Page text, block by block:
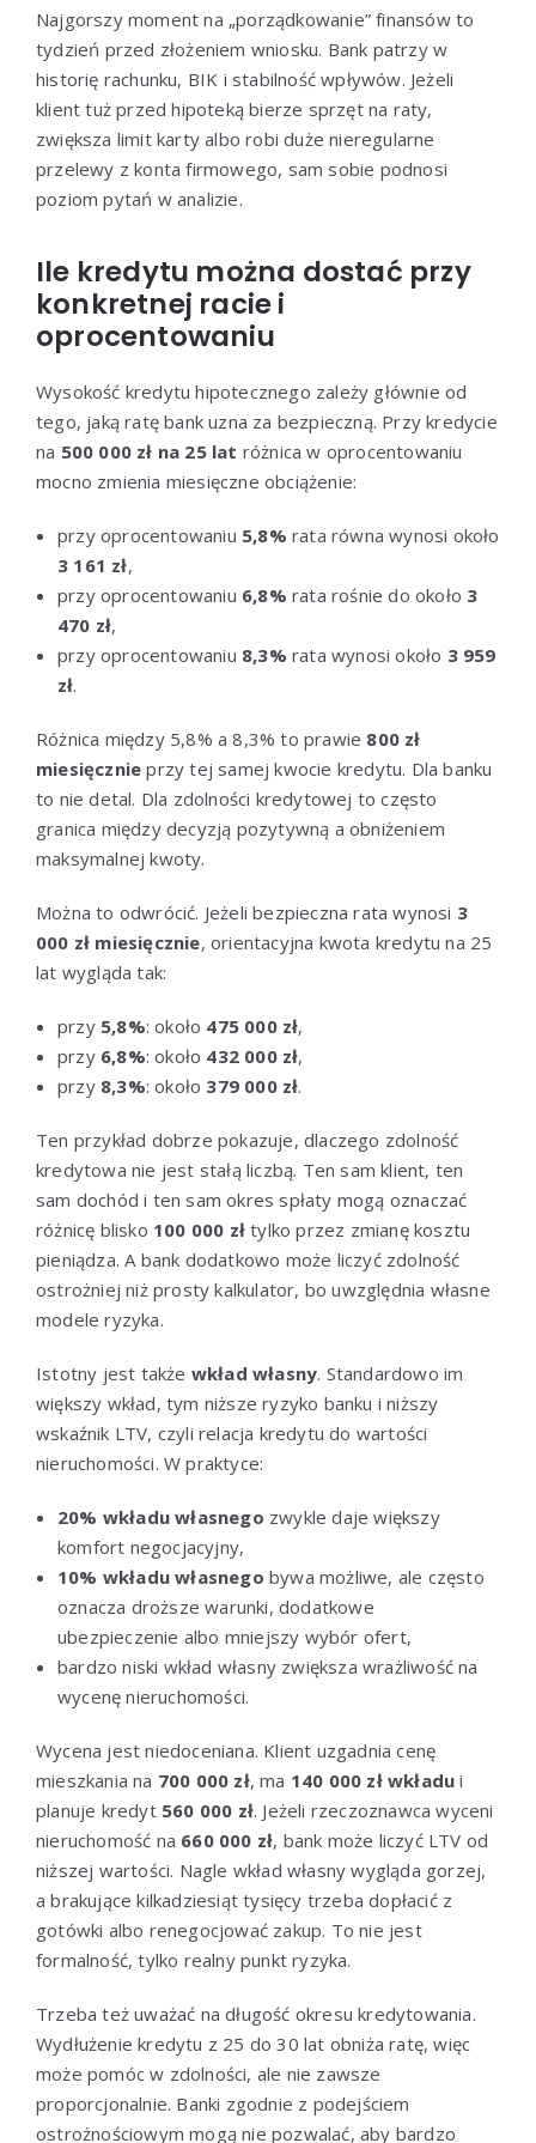
Najgorszy moment na „porządkowanie” finansów to
tydzień przed złożeniem wniosku. Bank patrzy w
historię rachunku, BIK i stabilność wpływów. Jeżeli
klient tuż przed hipoteką bierze sprzęt na raty,
zwiększa limit karty albo robi duże nieregularne
przelewy z konta firmowego, sam sobie podnosi
poziom pytań w analizie.
Ile kredytu można dostać przy
konkretnej racie i
oprocentowaniu
Wysokość kredytu hipotecznego zależy głównie od
tego, jaką ratę bank uzna za bezpieczną. Przy kredycie
na 500 000 zł na 25 lat różnica w oprocentowaniu
mocno zmienia miesięczne obciążenie:
przy oprocentowaniu 5,8% rata równa wynosi około
3 161 zł,
przy oprocentowaniu 6,8% rata rośnie do około 3
470 zł,
przy oprocentowaniu 8,3% rata wynosi około 3 959
zł.
Różnica między 5,8% a 8,3% to prawie 800 zł
miesięcznie przy tej samej kwocie kredytu. Dla banku
to nie detal. Dla zdolności kredytowej to często
granica między decyzją pozytywną a obniżeniem
maksymalnej kwoty.
Można to odwrócić. Jeżeli bezpieczna rata wynosi 3
000 zł miesięcznie, orientacyjna kwota kredytu na 25
lat wygląda tak:
przy 5,8%: około 475 000 zł,
przy 6,8%: około 432 000 zł,
przy 8,3%: około 379 000 zł.
Ten przykład dobrze pokazuje, dlaczego zdolność
kredytowa nie jest stałą liczbą. Ten sam klient, ten
sam dochód i ten sam okres spłaty mogą oznaczać
różnicę blisko 100 000 zł tylko przez zmianę kosztu
pieniądza. A bank dodatkowo może liczyć zdolność
ostrożniej niż prosty kalkulator, bo uwzględnia własne
modele ryzyka.
Istotny jest także wkład własny. Standardowo im
większy wkład, tym niższe ryzyko banku i niższy
wskaźnik LTV, czyli relacja kredytu do wartości
nieruchomości. W praktyce:
20% wkładu własnego zwykle daje większy
komfort negocjacyjny,
10% wkładu własnego bywa możliwe, ale często
oznacza droższe warunki, dodatkowe
ubezpieczenie albo mniejszy wybór ofert,
bardzo niski wkład własny zwiększa wrażliwość na
wycenę nieruchomości.
Wycena jest niedoceniana. Klient uzgadnia cenę
mieszkania na 700 000 zł, ma 140 000 zł wkładu i
planuje kredyt 560 000 zł. Jeżeli rzeczoznawca wyceni
nieruchomość na 660 000 zł, bank może liczyć LTV od
niższej wartości. Nagle wkład własny wygląda gorzej,
a brakujące kilkadziesiąt tysięcy trzeba dopłacić z
gotówki albo renegocjować zakup. To nie jest
formalność, tylko realny punkt ryzyka.
Trzeba też uważać na długość okresu kredytowania.
Wydłużenie kredytu z 25 do 30 lat obniża ratę, więc
może pomóc w zdolności, ale nie zawsze
proporcjonalnie. Banki zgodnie z podejściem
ostrożnościowym mogą nie pozwalać, aby bardzo